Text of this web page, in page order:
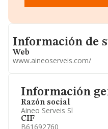
Información
Razón social
Aineo Serveis Sl
CIF
B61692760
Participaciones y
Información oficial y
Informacion de su
Información de
Web
www.aineoserveis.com/